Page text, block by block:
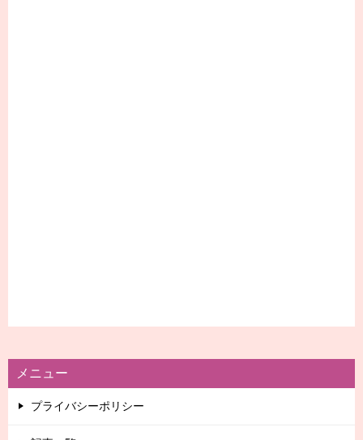
メニュー
プライバシーポリシー